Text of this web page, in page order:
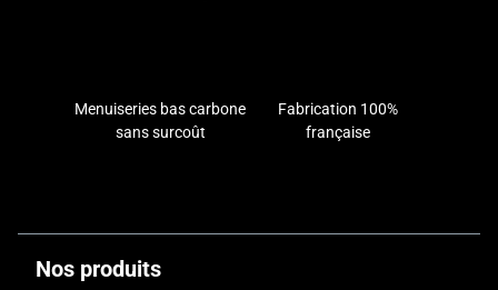
Menuiseries bas carbone
sans surcoût
Fabrication 100%
française
Nos produits